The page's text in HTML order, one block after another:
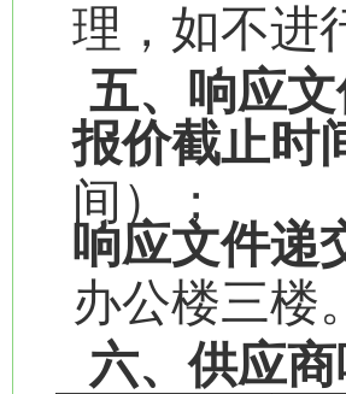
理，如不进
五、响应
报价截止时
间）；
响应文件递
办公楼三楼。
六、供应